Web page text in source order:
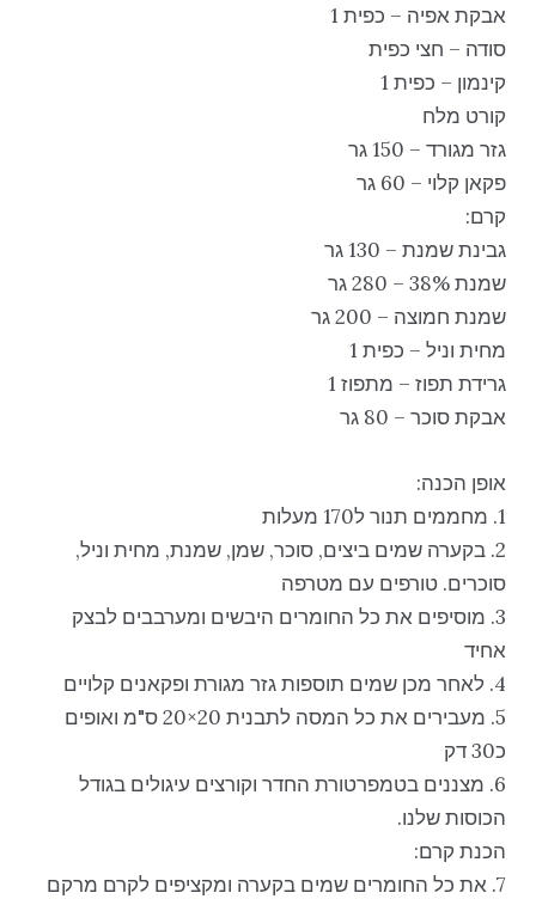
אבקת אפיה – כפית 1
סודה – חצי כפית
קינמון – כפית 1
קורט מלח
גזר מגורד – 150 גר
פקאן קלוי – 60 גר
קרם:
גבינת שמנת – 130 גר
שמנת 38% – 280 גר
שמנת חמוצה – 200 גר
מחית וניל – כפית 1
גרידת תפוז – מתפוז 1
אבקת סוכר – 80 גר
אופן הכנה:
1. מחממים תנור ל170 מעלות
2. בקערה שמים ביצים, סוכר, שמן, שמנת, מחית וניל,
סוכרים. טורפים עם מטרפה
3. מוסיפים את כל החומרים היבשים ומערבבים לבצק
אחיד
4. לאחר מכן שמים תוספות גזר מגורת ופקאנים קלויים
5. מעבירים את כל המסה לתבנית 20×20 ס"מ ואופים
כ30 דק
6. מצננים בטמפרטורת החדר וקורצים עיגולים בגודל
הכוסות שלנו.
הכנת קרם:
7. את כל החומרים שמים בקערה ומקציפים לקרם מרקם